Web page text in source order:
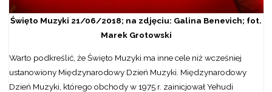
Święto Muzyki 21/06/2018; na zdjęciu: Galina Benevich; fot.
Marek Grotowski
Warto podkreślić, że Święto Muzyki ma inne cele niż wcześniej
ustanowiony Międzynarodowy Dzień Muzyki. Międzynarodowy
Dzień Muzyki, którego obchody w 1975 r. zainicjował Yehudi